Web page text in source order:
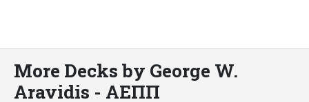
More Decks by George W.
Aravidis - ΑΕΠΠ